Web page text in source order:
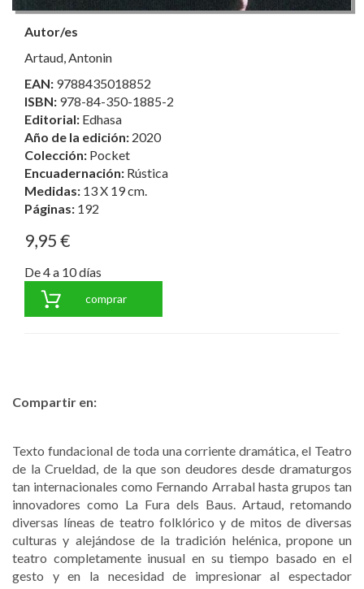
Autor/es
Artaud, Antonin
EAN: 9788435018852
ISBN: 978-84-350-1885-2
Editorial: Edhasa
Año de la edición: 2020
Colección: Pocket
Encuadernación: Rústica
Medidas: 13 X 19 cm.
Páginas: 192
9,95 €
De 4 a 10 días
comprar
Compartir en:
Texto fundacional de toda una corriente dramática, el Teatro
de la Crueldad, de la que son deudores desde dramaturgos
tan internacionales como Fernando Arrabal hasta grupos tan
innovadores como La Fura dels Baus. Artaud, retomando
diversas líneas de teatro folklórico y de mitos de diversas
culturas y alejándose de la tradición helénica, propone un
teatro completamente inusual en su tiempo basado en el
gesto y en la necesidad de impresionar al espectador